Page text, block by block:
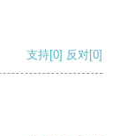
支持[0] 反对[0]